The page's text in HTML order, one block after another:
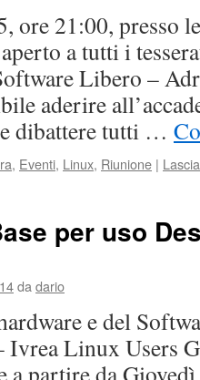
ore 21:00, presso
a tutti i
Libero –
aderire
dibattere tutti …
, Eventi, Linux, Riunione |
per uso
da dario
e del
Linux Users
partire da